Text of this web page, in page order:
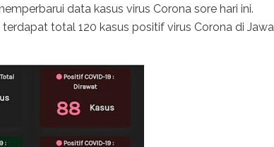
data kasus virus Corona sore hari ini.
total 120 kasus positif virus Corona di Jawa